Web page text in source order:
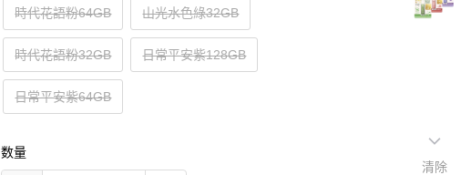
時代花語粉64GB 山光水色綠32GB
時代花語粉32GB 日常平安紫128GB
日常平安紫64GB
数量
清除